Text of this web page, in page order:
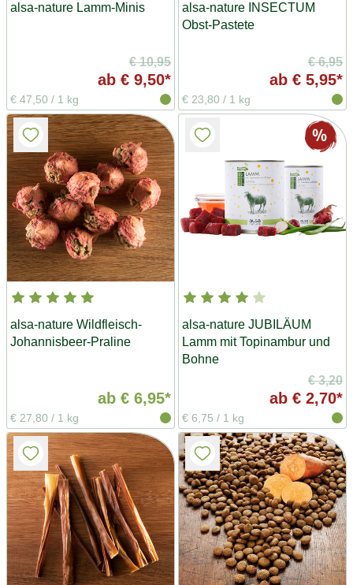
alsa-nature Lamm-Minis
€ 10,95
ab € 9,50*
€ 47,50 / 1 kg
alsa-nature INSECTUM
Obst-Pastete
€ 6,95
ab € 5,95*
€ 23,80 / 1 kg
alsa-nature Wildfleisch-
Johannisbeer-Praline
ab € 6,95*
€ 27,80 / 1 kg
alsa-nature JUBILÄUM
Lamm mit Topinambur und
Bohne
€ 3,20
ab € 2,70*
€ 6,75 / 1 kg